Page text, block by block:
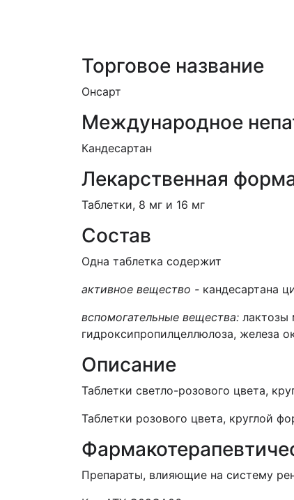
Торговое название
Онсарт
Международное
Кандесартан
Лекарственная
Таблетки, 8 мг и 16 мг
Состав
Одна таблетка содержит
активное вещество - кандесартана
вспомогательные вещества: лактозы
гидроксипропилцеллюлоза, железа
Описание
Таблетки светло-розового цвета,
Таблетки розового цвета, круглой
Препараты, влияющие на систему